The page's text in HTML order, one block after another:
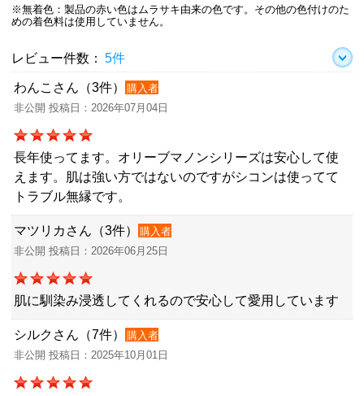
※無着色：製品の赤い色はムラサキ由来の色です。その他の色付けのた
めの着色料は使用していません。
レビュー件数： 5件
わんこさん（3件）
購入者
非公開 投稿日：2026年07月04日
長年使ってます。オリーブマノンシリーズは安心して使
えます。肌は強い方ではないのですがシコンは使ってて
トラブル無縁です。
マツリカさん（3件）
購入者
非公開 投稿日：2026年06月25日
肌に馴染み浸透してくれるので安心して愛用しています
シルクさん（7件）
購入者
非公開 投稿日：2025年10月01日